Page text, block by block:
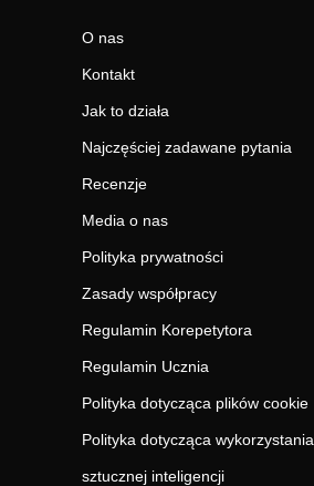
O nas
Kontakt
Jak to działa
Najczęściej zadawane pytania
Recenzje
Media o nas
Polityka prywatności
Zasady współpracy
Regulamin Korepetytora
Regulamin Ucznia
Polityka dotycząca plików cookie
Polityka dotycząca wykorzystania
sztucznej inteligencji